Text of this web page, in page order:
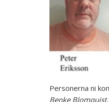
Personerna ni
Benke